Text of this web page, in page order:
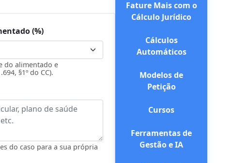
(%)
do alimentado e
§1º do CC).
do caso para a sua própria
Fature Mais com o
Cálculo Jurídico
Cálculos
Automáticos
Modelos de
Petição
Cursos
Ferramentas de
Gestão e IA